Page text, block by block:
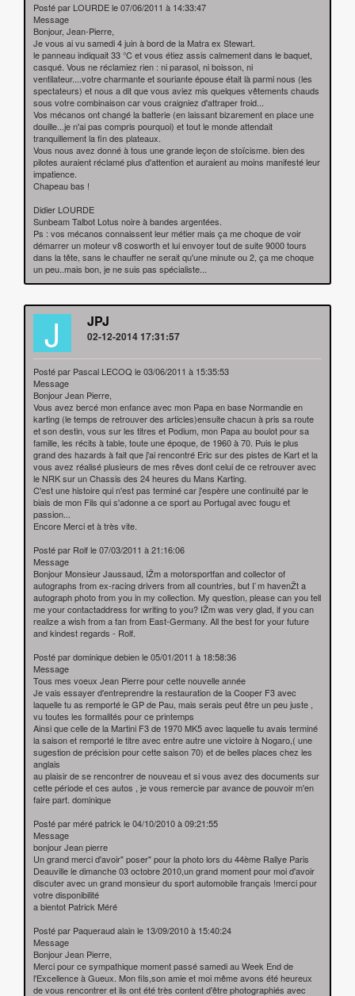
Posté par LOURDE le 07/06/2011 à 14:33:47
Message
Bonjour, Jean-Pierre,
Je vous ai vu samedi 4 juin à bord de la Matra ex Stewart.
le panneau indiquait 33 °C et vous étiez assis calmement dans le baquet,
casqué. Vous ne réclamiez rien : ni parasol, ni boisson, ni
ventilateur....votre charmante et souriante épouse était là parmi nous (les
spectateurs) et nous a dit que vous aviez mis quelques vêtements chauds
sous votre combinaison car vous craigniez d'attraper froid...
Vos mécanos ont changé la batterie (en laissant bizarement en place une
douille...je n'ai pas compris pourquoi) et tout le monde attendait
tranquillement la fin des plateaux.
Vous nous avez donné à tous une grande leçon de stoïcisme. bien des
pilotes auraient réclamé plus d'attention et auraient au moins manifesté leur
impatience.
Chapeau bas !
Didier LOURDE
Sunbeam Talbot Lotus noire à bandes argentées.
Ps : vos mécanos connaissent leur métier mais ça me choque de voir
démarrer un moteur v8 cosworth et lui envoyer tout de suite 9000 tours
dans la tête, sans le chauffer ne serait qu'une minute ou 2, ça me choque
un peu..mais bon, je ne suis pas spécialiste...
J JPJ
02-12-2014 17:31:57
Posté par Pascal LECOQ le 03/06/2011 à 15:35:53
Message
Bonjour Jean Pierre,
Vous avez bercé mon enfance avec mon Papa en base Normandie en
karting (le temps de retrouver des articles)ensuite chacun à pris sa route
et son destin, vous sur les titres et Podium, mon Papa au boulot pour sa
famille, les récits à table, toute une époque, de 1960 à 70. Puis le plus
grand des hazards à fait que j'ai rencontré Eric sur des pistes de Kart et la
vous avez réalisé plusieurs de mes rêves dont celui de ce retrouver avec
le NRK sur un Chassis des 24 heures du Mans Karting.
C'est une histoire qui n'est pas terminé car j'espère une continuité par le
biais de mon Fils qui s'adonne a ce sport au Portugal avec fougu et
passion...
Encore Merci et à très vite.
Posté par Rolf le 07/03/2011 à 21:16:06
Message
Bonjour Monsieur Jaussaud, IŽm a motorsportfan and collector of
autographs from ex-racing drivers from all countries, but I`m havenŽt a
autograph photo from you in my collection. My question, please can you tell
me your contactaddress for writing to you? IŽm was very glad, if you can
realize a wish from a fan from East-Germany. All the best for your future
and kindest regards - Rolf.
Posté par dominique debien le 05/01/2011 à 18:58:36
Message
Tous mes voeux Jean Pierre pour cette nouvelle année
Je vais essayer d'entreprendre la restauration de la Cooper F3 avec
laquelle tu as remporté le GP de Pau, mais serais peut être un peu juste ,
vu toutes les formalités pour ce printemps
Ainsi que celle de la Martini F3 de 1970 MK5 avec laquelle tu avais terminé
la saison et remporté le titre avec entre autre une victoire à Nogaro,( une
sugestion de précision pour cette saison 70) et de belles places chez les
anglais
au plaisir de se rencontrer de nouveau et si vous avez des documents sur
cette période et ces autos , je vous remercie par avance de pouvoir m'en
faire part. dominique
Posté par méré patrick le 04/10/2010 à 09:21:55
Message
bonjour Jean pierre
Un grand merci d'avoir" poser" pour la photo lors du 44ème Rallye Paris
Deauville le dimanche 03 octobre 2010,un grand moment pour moi d'avoir
discuter avec un grand monsieur du sport automobile français !merci pour
votre disponibilité
a bientot Patrick Méré
Posté par Paqueraud alain le 13/09/2010 à 15:40:24
Message
Bonjour Jean Pierre,
Merci pour ce sympathique moment passé samedi au Week End de
l'Excellence à Gueux. Mon fils,son amie et moi même avons été heureux
de vous rencontrer et ils ont été très content d'être photographiés avec